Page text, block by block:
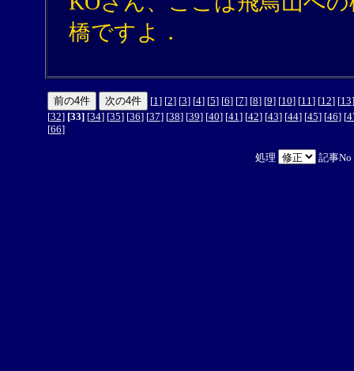
橋ですよ．
[1] [2] [3] [4] [5] [6] [7] [8] [9] [10] [11] [12] [13
[32] [33][34] [35] [36] [37] [38] [39] [40] [41] [42] [43] [44] [45] [46] [
[66]
処理 記事No